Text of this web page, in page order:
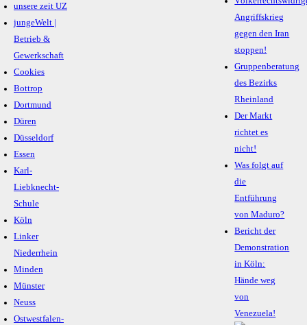
unsere zeit UZ
jungeWelt |
Betrieb &
Gewerkschaft
Cookies
Bottrop
Dortmund
Düren
Düsseldorf
Essen
Karl-
Liebknecht-
Schule
Köln
Linker
Niederrhein
Minden
Münster
Neuss
Ostwestfalen-
Angriffskrieg
gegen den Iran
stoppen!
Gruppenberatung
des Bezirks
Rheinland
Der Markt
richtet es
nicht!
Was folgt auf
die
Entführung
von Maduro?
Bericht der
Demonstration
in Köln:
Hände weg
von
Venezuela!